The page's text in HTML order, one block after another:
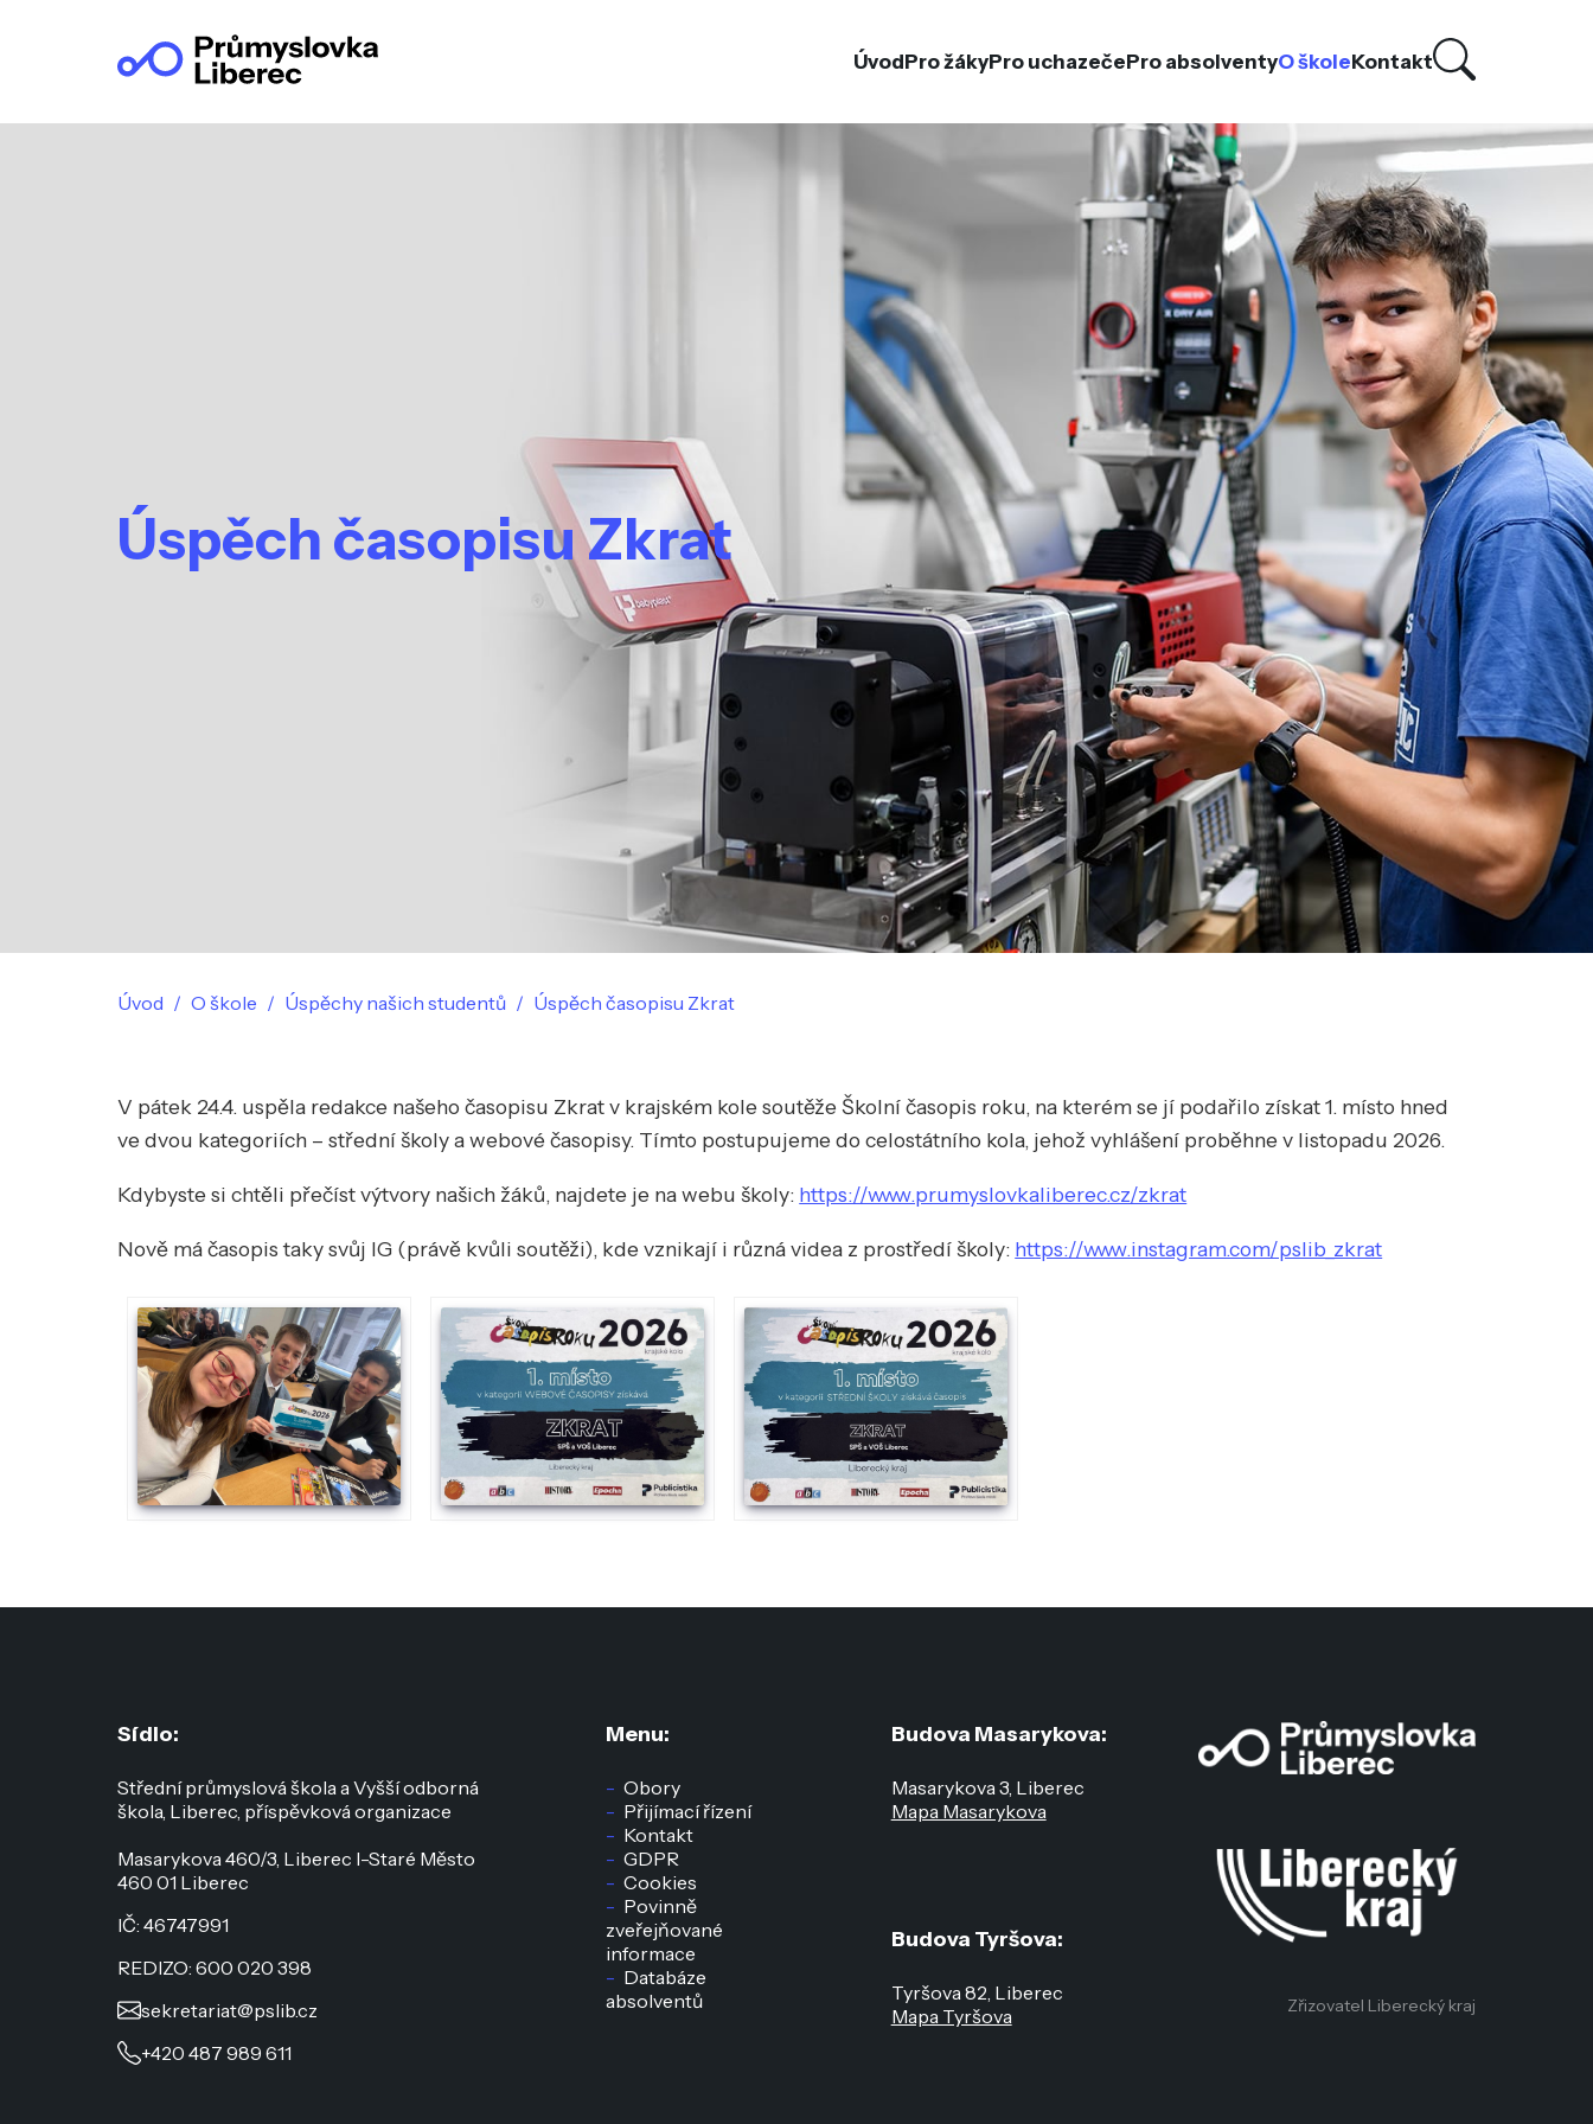
ÚvodPro žákyPro uchazečePro absolventyO školeKontakt
Úspěch časopisu Zkrat
Úvod O škole Úspěchy našich studentů Úspěch časopisu Zkrat
V pátek 24.4. uspěla redakce našeho časopisu Zkrat v krajském kole soutěže Školní časopis roku, na kterém se jí podařilo získat 1. místo hned
ve dvou kategoriích – střední školy a webové časopisy. Tímto postupujeme do celostátního kola, jehož vyhlášení proběhne v listopadu 2026.
Kdybyste si chtěli přečíst výtvory našich žáků, najdete je na webu školy: https://www.prumyslovkaliberec.cz/zkrat
Nově má časopis taky svůj IG (právě kvůli soutěži), kde vznikají i různá videa z prostředí školy: https://www.instagram.com/pslib_zkrat
Sídlo:
Střední průmyslová škola a Vyšší odborná
škola, Liberec, příspěvková organizace
Masarykova 460/3, Liberec I-Staré Město
460 01 Liberec
IČ: 46747991
REDIZO: 600 020 398
sekretariat@pslib.cz
+420 487 989 611
Menu:
Obory
Přijímací řízení
Kontakt
GDPR
Cookies
Povinně
zveřejňované
informace
Databáze
absolventů
Budova Masarykova:
Masarykova 3, Liberec
Mapa Masarykova
Budova Tyršova:
Tyršova 82, Liberec
Mapa Tyršova
Zřizovatel Liberecký kraj